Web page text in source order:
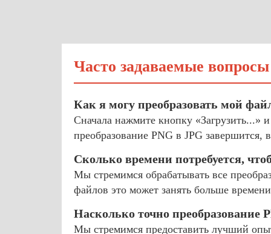
Часто задаваемые вопросы
Как я могу преобразовать мой
Сначала нажмите кнопку «Загрузить...»
преобразование PNG в JPG завершится,
Сколько времени потребуется,
Мы стремимся обрабатывать все
файлов это может занять больше
Насколько точно преобразование
Мы стремимся предоставить лучший